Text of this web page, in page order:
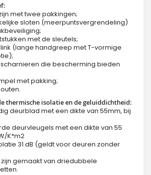
met twee pakkingen;
sloten (meerpuntsvergrendeling)
met de sleutels;
(lange handgreep met T-vormige
die bescherming bieden
met pakking;
thermische isolatie en de geluiddichtheid:
deurblad met een dikte van 55mm, bij
deurvleugels met een dikte van 55
K*m2
31 dB (geldt voor deuren zonder
zijn gemaakt van driedubbele